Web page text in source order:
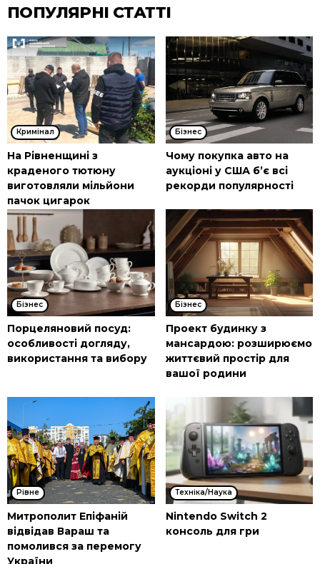
ПОПУЛЯРНІ СТАТТІ
Кримінал
На Рівненщині з
краденого тютюну
виготовляли мільйони
пачок цигарок
Бізнес
Чому покупка авто на
аукціоні у США б’є всі
рекорди популярності
Бізнес
Порцеляновий посуд:
особливості догляду,
використання та вибору
Бізнес
Проект будинку з
мансардою: розширюємо
життєвий простір для
вашої родини
Рівне
Митрополит Епіфаній
відвідав Вараш та
помолився за перемогу
України
Техніка/Наука
Nintendo Switch 2
консоль для гри